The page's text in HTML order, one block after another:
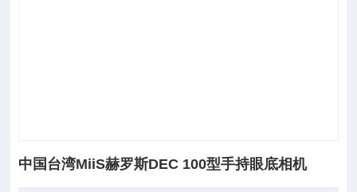
中国台湾MiiS赫罗斯DEC 100型手持眼底相机